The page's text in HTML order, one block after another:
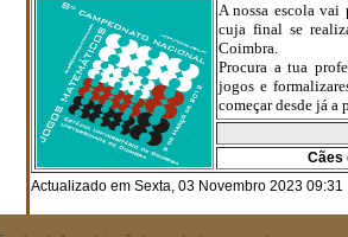
A nossa escola vai
cuja final se
Coimbra.
Procura a tua
jogos e
começar desde já a
Cães
Actualizado em Sexta, 03 Novembro 2023 09:31